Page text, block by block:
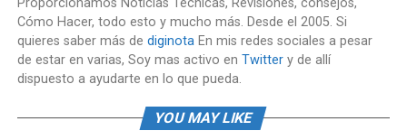
Proporcionamos Noticias Técnicas, Revisiones, consejos,
Cómo Hacer, todo esto y mucho más. Desde el 2005. Si
quieres saber más de diginotaEn mis redes sociales a pesar
de estar en varias, Soy mas activo en Twittery de allí
dispuesto a ayudarte en lo que pueda.
YOU MAY LIKE